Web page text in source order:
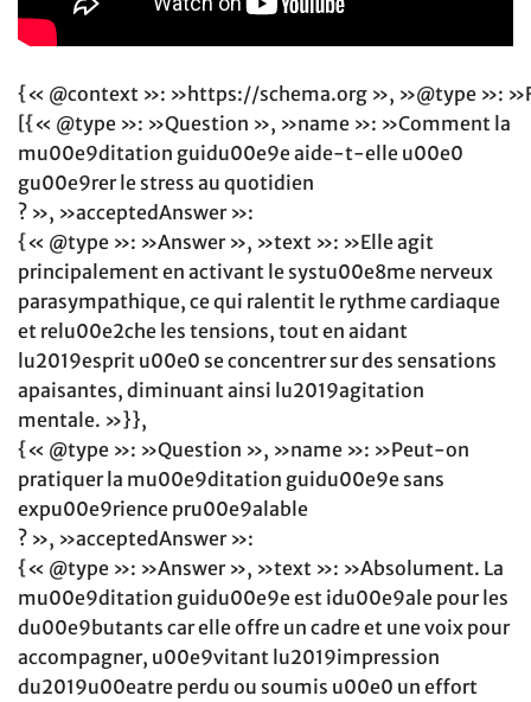
{« @context »: »https://schema.org », »@type »:
[{« @type »: »Question », »name »: »Comment la
mu00e9ditation guidu00e9e aide-t-elle u00e0
gu00e9rer le stress au quotidien
? », »acceptedAnswer »:
{« @type »: »Answer », »text »: »Elle agit
principalement en activant le systu00e8me nerveux
parasympathique, ce qui ralentit le rythme cardiaque
et relu00e2che les tensions, tout en aidant
lu2019esprit u00e0 se concentrer sur des sensations
apaisantes, diminuant ainsi lu2019agitation
mentale. »}},
{« @type »: »Question », »name »: »Peut-on
pratiquer la mu00e9ditation guidu00e9e sans
expu00e9rience pru00e9alable
? », »acceptedAnswer »:
{« @type »: »Answer », »text »: »Absolument. La
mu00e9ditation guidu00e9e est idu00e9ale pour les
du00e9butants car elle offre un cadre et une voix pour
accompagner, u00e9vitant lu2019impression
du2019u00eatre perdu ou soumis u00e0 un effort